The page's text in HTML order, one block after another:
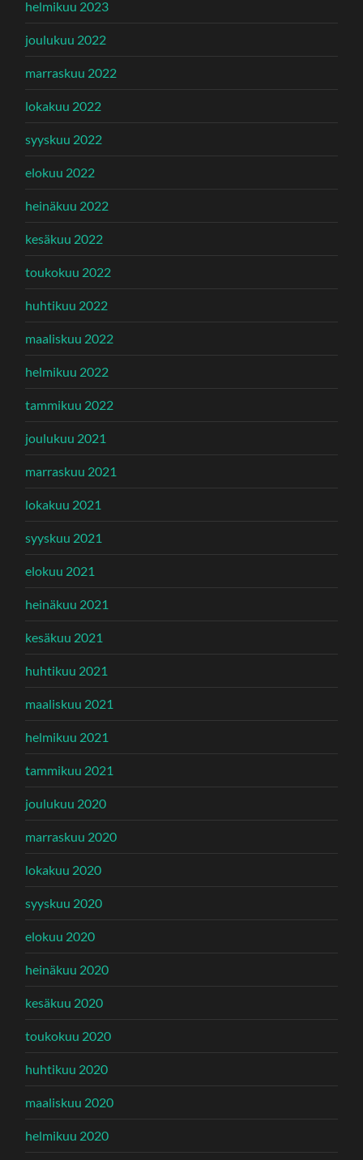
helmikuu 2023
joulukuu 2022
marraskuu 2022
lokakuu 2022
syyskuu 2022
elokuu 2022
heinäkuu 2022
kesäkuu 2022
toukokuu 2022
huhtikuu 2022
maaliskuu 2022
helmikuu 2022
tammikuu 2022
joulukuu 2021
marraskuu 2021
lokakuu 2021
syyskuu 2021
elokuu 2021
heinäkuu 2021
kesäkuu 2021
huhtikuu 2021
maaliskuu 2021
helmikuu 2021
tammikuu 2021
joulukuu 2020
marraskuu 2020
lokakuu 2020
syyskuu 2020
elokuu 2020
heinäkuu 2020
kesäkuu 2020
toukokuu 2020
huhtikuu 2020
maaliskuu 2020
helmikuu 2020